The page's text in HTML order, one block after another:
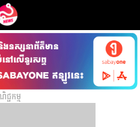
ជ្ជកម្ម